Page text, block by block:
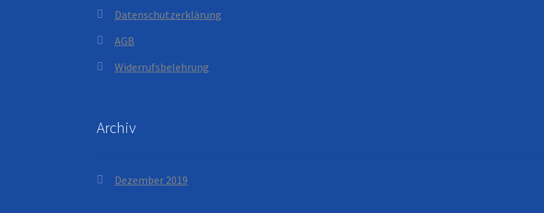
Datenschutzerklärung
AGB
Widerrufsbelehrung
Archiv
Dezember 2019